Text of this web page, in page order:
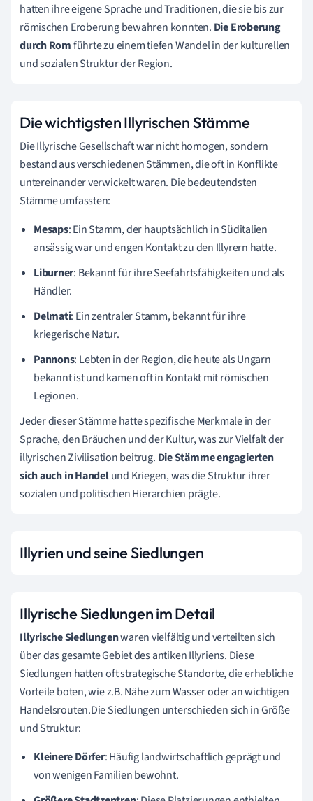
hatten ihre eigene Sprache und Traditionen, die sie bis zur
römischen Eroberung bewahren konnten. Die Eroberung
durch Romführte zu einem tiefen Wandel in der kulturellen
und sozialen Struktur der Region.
Die wichtigsten Illyrischen Stämme
Die Illyrische Gesellschaft war nicht homogen, sondern
bestand aus verschiedenen Stämmen, die oft in Konflikte
untereinander verwickelt waren. Die bedeutendsten
Stämme umfassten:
Mesaps: Ein Stamm, der hauptsächlich in Süditalien
ansässig war und engen Kontakt zu den Illyrern hatte.
Liburner: Bekannt für ihre Seefahrtsfähigkeiten und als
Händler.
Delmati: Ein zentraler Stamm, bekannt für ihre
kriegerische Natur.
Pannons: Lebten in der Region, die heute als Ungarn
bekannt ist und kamen oft in Kontakt mit römischen
Legionen.
Jeder dieser Stämme hatte spezifische Merkmale in der
Sprache, den Bräuchen und der Kultur, was zur Vielfalt der
illyrischen Zivilisation beitrug. Die Stämme engagierten
sich auch in Handelund Kriegen, was die Struktur ihrer
sozialen und politischen Hierarchien prägte.
Illyrien und seine Siedlungen
Illyrische Siedlungen im Detail
Illyrische Siedlungenwaren vielfältig und verteilten sich
über das gesamte Gebiet des antiken Illyriens. Diese
Siedlungen hatten oft strategische Standorte, die erhebliche
Vorteile boten, wie z.B. Nähe zum Wasser oder an wichtigen
Handelsrouten.Die Siedlungen unterschieden sich in Größe
und Struktur:
Kleinere Dörfer: Häufig landwirtschaftlich geprägt und
von wenigen Familien bewohnt.